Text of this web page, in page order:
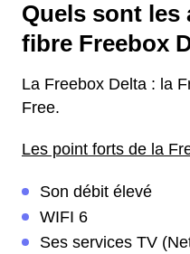
Quels sont les
fibre Freebox
La Freebox Delta : la
Free.
Les point forts de la
Son débit élevé
WIFI 6
Ses services TV